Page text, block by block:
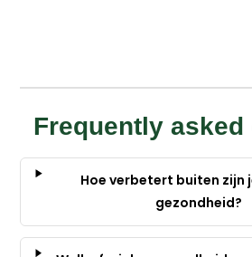
Frequently
Hoe verbetert buiten zijn
gezondheid?